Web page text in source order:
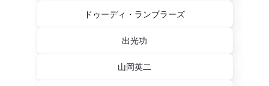
ドゥーディ・ランブラーズ
出光功
山岡英二